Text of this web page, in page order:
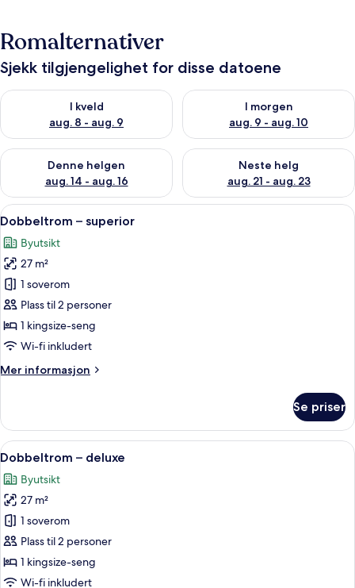
Romalternativer
Sjekk tilgjengelighet for disse datoene
I kveld
aug. 8 - aug. 9
Sjekk tilgjengelighet for i kveld, aug. 8 - aug. 9
I morgen
aug. 9 - aug. 10
Sjekk tilgjengelighet for i
Denne helgen
aug. 14 - aug. 16
Sjekk tilgjengelighet for denne helgen, aug. 14 - aug. 16
Neste helg
aug. 21 - aug. 23
Sjekk tilgjengelighet for
Åpne
alle
bildene
av
Dobbeltrom
–
superior
Dobbeltrom – superior | Sengetøy
20
Dobbeltrom – superior
Byutsikt
27 m²
1 soverom
Plass til 2 personer
1 kingsize-seng
Wi-fi inkludert
Mer informasjon
Mer
–
superior
Se priser
Åpne
alle
bildene
av
Dobbeltrom
–
deluxe
Dobbeltrom – deluxe | Sengetøy av
9
Dobbeltrom – deluxe
Byutsikt
27 m²
1 soverom
Plass til 2 personer
1 kingsize-seng
Wi-fi inkludert